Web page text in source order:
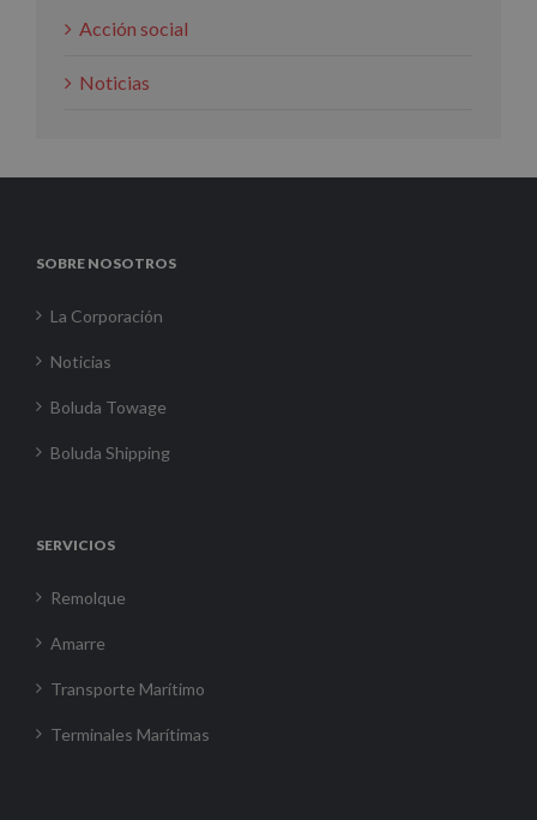
Acción social
Noticias
SOBRE NOSOTROS
La Corporación
Noticias
Boluda Towage
Boluda Shipping
SERVICIOS
Remolque
Amarre
Transporte Marítimo
Terminales Marítimas